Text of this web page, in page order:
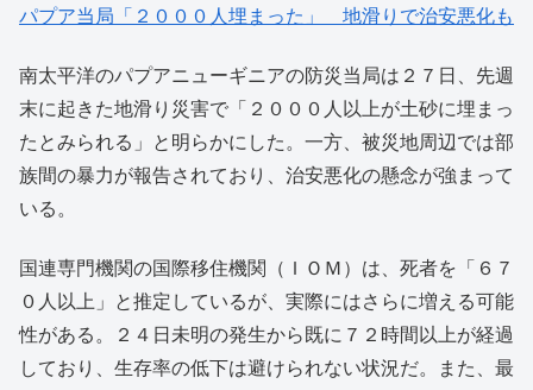
パプア当局「２０００人埋まった」 地滑りで治安悪化も
南太平洋のパプアニューギニアの防災当局は２７日、先週
末に起きた地滑り災害で「２０００人以上が土砂に埋まっ
たとみられる」と明らかにした。一方、被災地周辺では部
族間の暴力が報告されており、治安悪化の懸念が強まって
いる。
国連専門機関の国際移住機関（ＩＯＭ）は、死者を「６７
０人以上」と推定しているが、実際にはさらに増える可能
性がある。２４日未明の発生から既に７２時間以上が経過
しており、生存率の低下は避けられない状況だ。また、最